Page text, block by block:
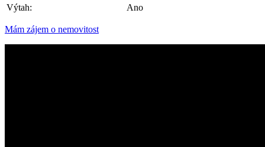
Výtah:
Ano
Mám zájem o nemovitost